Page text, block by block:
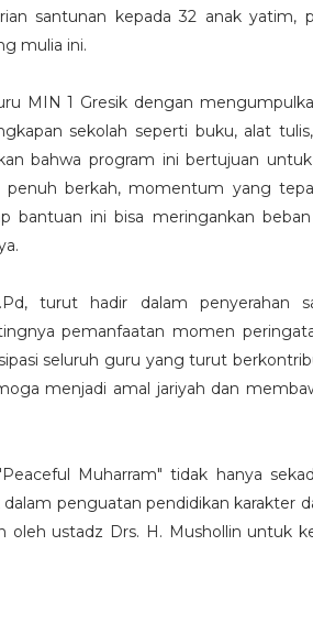
santunan kepada 32 anak yatim,
mulia ini.
MIN 1 Gresik dengan
sekolah seperti buku, alat
bahwa program ini bertujuan
penuh berkah, momentum yang
bantuan ini bisa meringankan
turut hadir dalam penyerahan
pemanfaatan momen
seluruh guru yang turut
menjadi amal jariyah dan
Muharram" tidak hanya
penguatan pendidikan karakter
oleh ustadz Drs. H. Mushollin untuk